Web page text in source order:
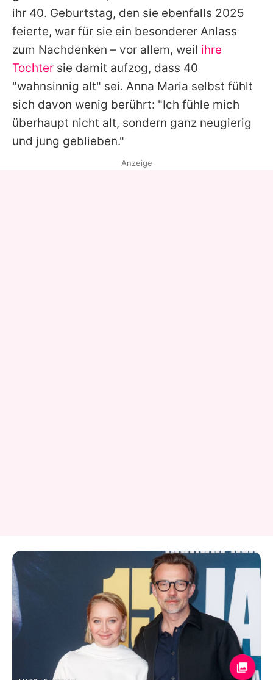
ihr 40. Geburtstag, den sie ebenfalls 2025
feierte, war für sie ein besonderer Anlass
zum Nachdenken – vor allem, weil ihre
Tochter sie damit aufzog, dass 40
"wahnsinnig alt" sei. Anna Maria selbst fühlt
sich davon wenig berührt: "Ich fühle mich
überhaupt nicht alt, sondern ganz neugierig
und jung geblieben."
Anzeige